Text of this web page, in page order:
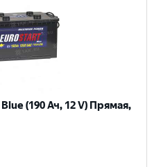
(190 Ач, 12 V) Прямая,